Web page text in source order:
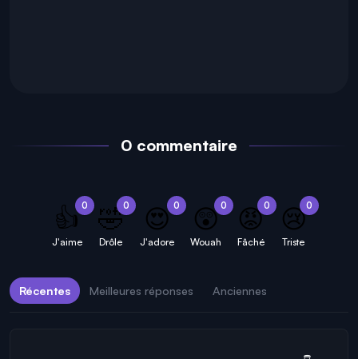
0 commentaire
0
👍
J'aime
0
🤣
Drôle
0
😍
J'adore
0
😲
Wouah
0
😡
Fâché
0
😢
Triste
Récentes Meilleures réponses Anciennes